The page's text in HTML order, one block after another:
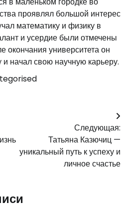
проявлял большой интерес
математику и физику в
и усердие были отмечены
окончания университета он
и начал свою научную карьеру.
Следующая:
Татьяна Казючиц —
уникальный путь к успеху и
личное счастье